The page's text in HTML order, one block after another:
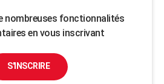
nombreuses fonctionnalités
en vous inscrivant
S'INSCRIRE